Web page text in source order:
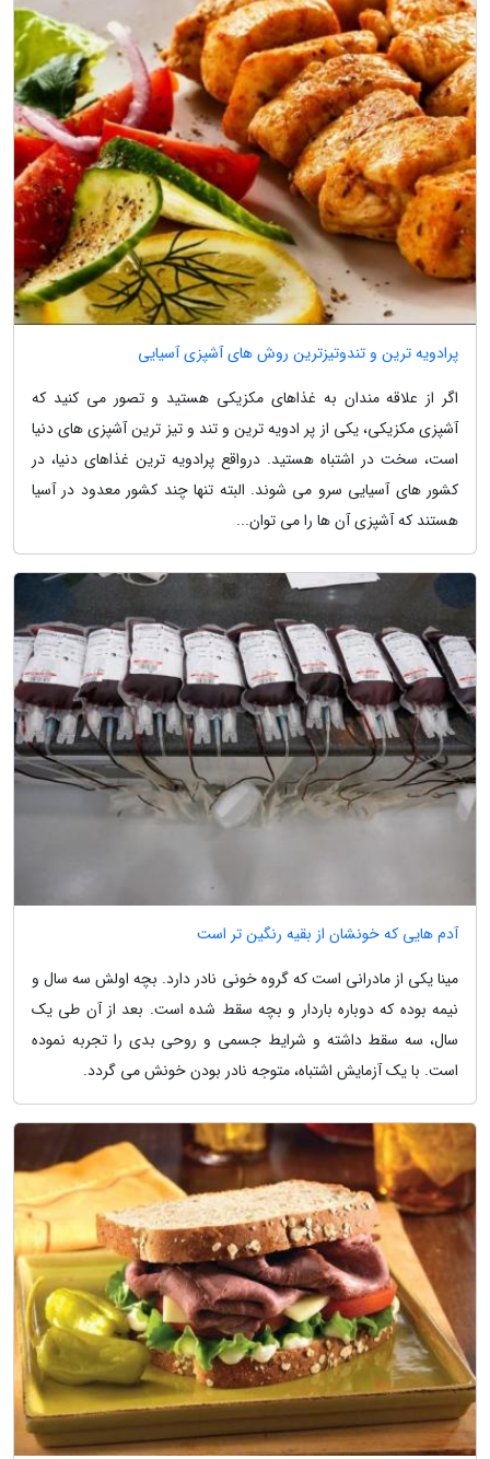
پرادویه ترین و تندوتیزترین روش های آشپزی آسیایی
اگر از علاقه مندان به غذاهای مکزیکی هستید و تصور می کنید که
آشپزی مکزیکی، یکی از پر ادویه ترین و تند و تیز ترین آشپزی های دنیا
است، سخت در اشتباه هستید. درواقع پرادویه ترین غذاهای دنیا، در
کشور های آسیایی سرو می شوند. البته تنها چند کشور معدود در آسیا
هستند که آشپزی آن ها را می توان...
آدم هایی که خونشان از بقیه رنگین تر است
مینا یکی از مادرانی است که گروه خونی نادر دارد. بچه اولش سه سال و
نیمه بوده که دوباره باردار و بچه سقط شده است. بعد از آن طی یک
سال، سه سقط داشته و شرایط جسمی و روحی بدی را تجربه نموده
است. با یک آزمایش اشتباه، متوجه نادر بودن خونش می گردد.